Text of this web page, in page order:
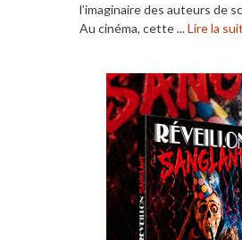
l’imaginaire des auteurs de
Au cinéma, cette ...Lire la